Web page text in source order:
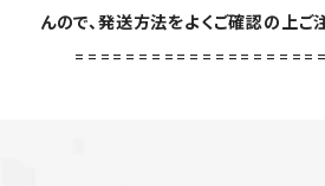
んので、発送方法をよくご確認の上ご